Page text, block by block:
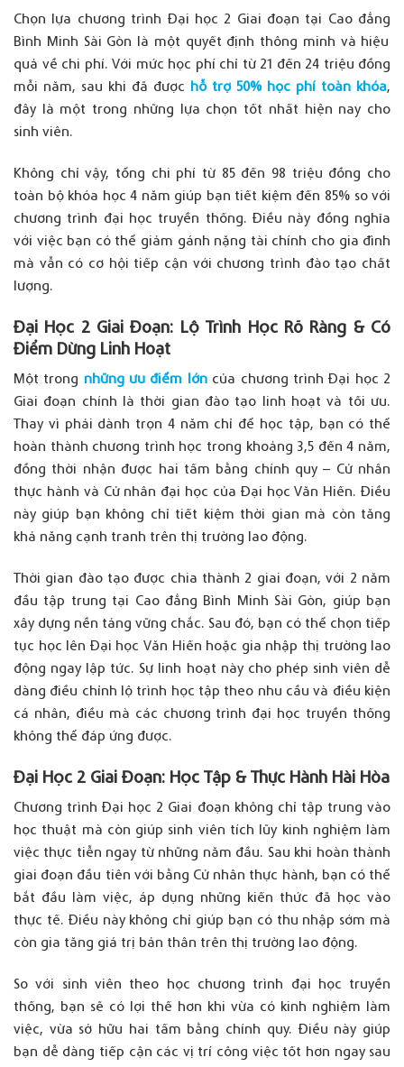
Chọn lựa chương trình Đại học 2 Giai đoạn tại Cao đẳng
Bình Minh Sài Gòn là một quyết định thông minh và hiệu
quả về chi phí. Với mức học phí chỉ từ21 đến 24 triệu đồng
mỗi năm, sau khi đã được hỗ trợ 50% học phí toàn khóa,
đây là một trong những lựa chọn tốt nhất hiện nay cho
sinh viên.
Không chỉ vậy, tổng chi phí từ 85 đến 98 triệu đồng cho
toàn bộ khóa học 4 năm giúp bạn tiết kiệm đến 85% sovới
chương trình đại học truyền thống.Điều này đồng nghĩa
với việc bạn có thể giảm gánh nặng tài chính cho gia đình
mà vẫn có cơ hội tiếp cận với chương trình đào tạo chất
lượng.
Đại Học 2 GiaiĐoạn: LộTrình Học Rõ Ràng & Có
Điểm Dừng Linh Hoạt
Một trong những ưu điểm lớn của chương trình Đại học 2
Giai đoạn chính là thời gian đào tạo linh hoạt và tối ưu.
Thay vì phải dành trọn 4 năm chỉ để học tập, bạn có thể
hoàn thành chương trình học trong khoảng 3,5 đến 4 năm,
đồng thời nhận được hai tấm bằng chính quy – Cử nhân
thực hành và Cử nhân đại học của Đại học Văn Hiến.Điều
này giúp bạn không chỉ tiết kiệm thời gian mà còn tăng
khả năng cạnh tranh trên thị trường lao động.
Thời gian đào tạo được chia thành 2 giai đoạn,với 2 năm
đầu tập trung tại Cao đẳng Bình Minh Sài Gòn, giúp bạn
xây dựng nền tảng vững chắc. Sau đó, bạn có thể chọn tiếp
tục học lên Đại học Văn Hiến hoặc gia nhập thị trường lao
động ngay lập tức. Sự linh hoạt này cho phép sinh viên dễ
dàng điều chỉnh lộ trình học tập theo nhu cầu và điều kiện
cá nhân, điều mà các chương trình đại học truyền thống
không thể đáp ứng được.
Đại Học 2 Giai Đoạn: Học Tập &Thực Hành Hài Hòa
Chương trình Đại học 2 Giai đoạn không chỉ tập trung vào
học thuật mà còn giúp sinh viên tích lũy kinh nghiệm làm
việc thực tiễn ngay từ những năm đầu. Sau khi hoàn thành
giai đoạn đầu tiên với bằng Cử nhân thực hành, bạn có thể
bắt đầu làm việc, áp dụng những kiến thức đã học vào
thực tế. Điều này không chỉ giúp bạn có thu nhập sớm mà
còn gia tăng giá trị bản thân trên thị trường lao động.
Sovới sinh viên theo học chương trình đại học truyền
thống, bạn sẽ có lợi thế hơn khi vừa có kinh nghiệm làm
việc, vừa sở hữu hai tấm bằng chính quy. Điều này giúp
bạn dễ dàng tiếp cận các vị trí công việc tốt hơn ngay sau